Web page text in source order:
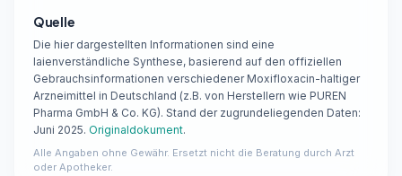
Quelle
Die hier dargestellten Informationen sind eine
laienverständliche Synthese, basierend auf den offiziellen
Gebrauchsinformationen verschiedener Moxifloxacin-haltiger
Arzneimittel in Deutschland (z.B. von Herstellern wie PUREN
Pharma GmbH & Co. KG). Stand der zugrundeliegenden Daten:
Juni 2025. Originaldokument.
Alle Angaben ohne Gewähr. Ersetzt nicht die Beratung durch Arzt
oder Apotheker.